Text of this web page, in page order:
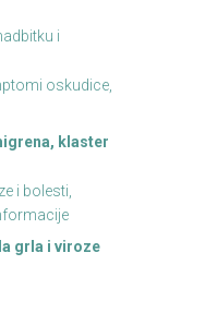
i
oskudice,
klaster
i bolesti,
grla i viroze